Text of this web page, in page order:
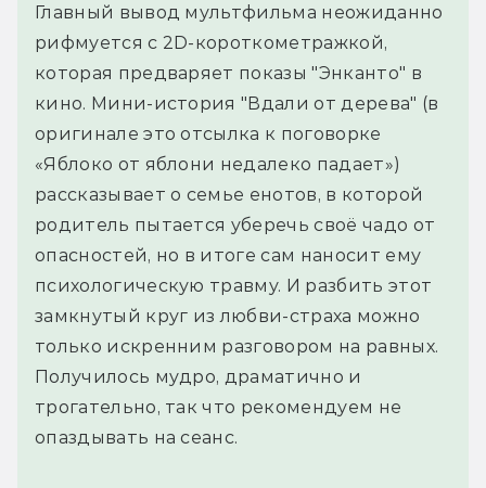
Главный вывод мультфильма неожиданно
рифмуется с 2D-короткометражкой,
которая предваряет показы "Энканто" в
кино. Мини-история "Вдали от дерева" (в
оригинале это отсылка к поговорке
«Яблоко от яблони недалеко падает»)
рассказывает о семье енотов, в которой
родитель пытается уберечь своё чадо от
опасностей, но в итоге сам наносит ему
психологическую травму. И разбить этот
замкнутый круг из любви-страха можно
только искренним разговором на равных.
Получилось мудро, драматично и
трогательно, так что рекомендуем не
опаздывать на сеанс.